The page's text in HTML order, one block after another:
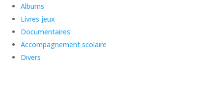
Albums
Livres jeux
Documentaires
Accompagnement scolaire
Divers